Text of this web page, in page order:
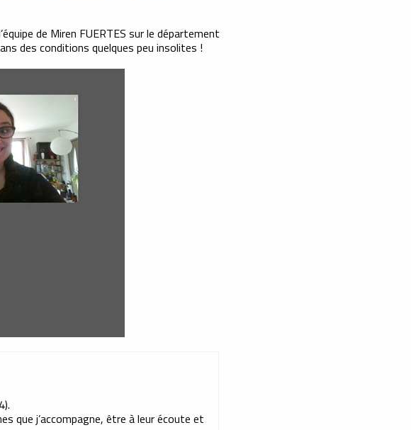
de Miren FUERTES sur le département
des conditions quelques peu insolites !
que j’accompagne, être à leur écoute et